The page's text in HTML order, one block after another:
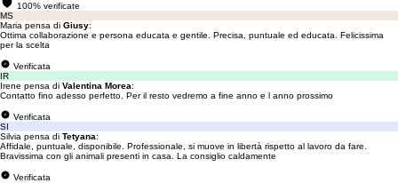
100% verificate
MS
Maria pensa di Giusy:
Ottima collaborazione e persona educata e gentile. Precisa, puntuale ed educata. Felicissima
per la scelta
Verificata
IR
Irene pensa di Valentina Morea:
Contatto fino adesso perfetto. Per il resto vedremo a fine anno e l anno prossimo
Verificata
SI
Silvia pensa di Tetyana:
Affidale, puntuale, disponibile. Professionale, si muove in libertà rispetto al lavoro da fare.
Bravissima con gli animali presenti in casa. La consiglio caldamente
Verificata